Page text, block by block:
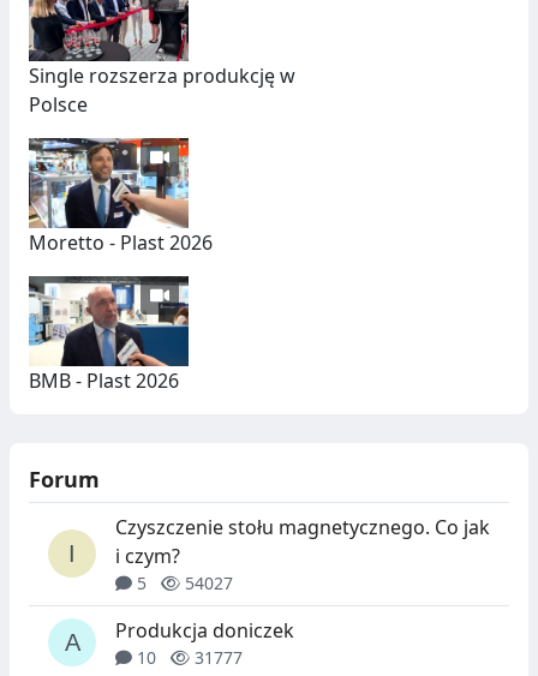
Single rozszerza produkcję w
Polsce
Moretto - Plast 2026
BMB - Plast 2026
Forum
Czyszczenie stołu magnetycznego. Co jak
i czym?
5 54027
Produkcja doniczek
10 31777